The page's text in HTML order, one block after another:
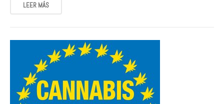
LEER MÁS